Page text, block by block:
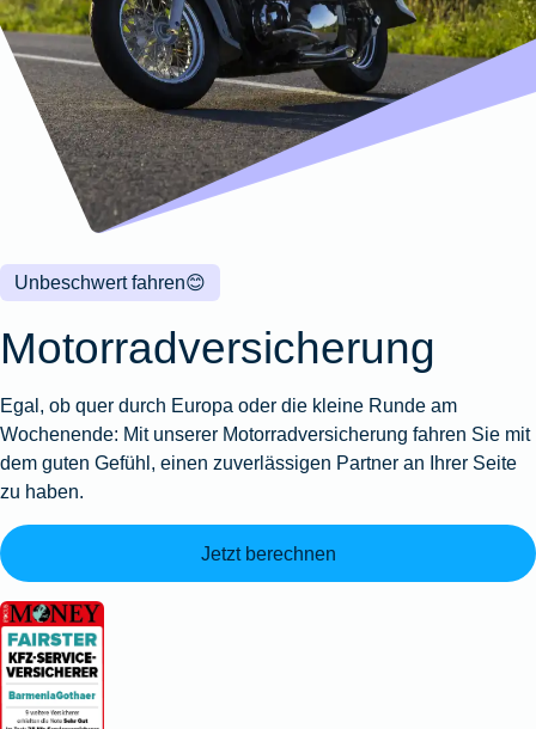
Wohnungsschutzbrief
Zur
Produktübersicht
Gewässerschadenhaftpflicht
Zur
Produktübersicht
Zur
Produktübersicht
Reisehaftpflichtversicherung
Reiserücktrittsversicherung
Zur
Produktübersicht
Zur
Produktübersicht
Zur
Produktübersicht
Zur
Produktübersicht
Montageversicherung
Zur
Produktübersicht
Gruppenunfall für
Betriebe
Gruppenunfall für
Vereine
Produktübersicht
Kunstversicherung
Ausstellungsversicherung
Valorenversicherung
Oldtimersammlungsversicherung
Zur
😊
Unbeschwert fahren
Motorradversicherung
Egal, ob quer durch Europa oder die kleine Runde am
Wochenende: Mit unserer Motorradversicherung fahren Sie mit
dem guten Gefühl, einen zuverlässigen Partner an Ihrer Seite
zu haben.
Jetzt berechnen